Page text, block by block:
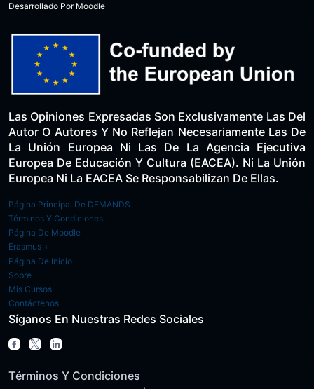
Desarrollado Por Moodle
Las Opiniones Expresadas Son Exclusivamente Las Del
Autor O Autores Y No Reflejan Necesariamente Las De
La Unión Europea Ni Las De La Agencia Ejecutiva
Europea De Educación Y Cultura (EACEA). Ni La Unión
Europea Ni La EACEA Se Responsabilizan De Ellas.
Página Principal De DEMANDS
Términos Y Condiciones
Página De Moodle
Erasmus +
Página De Inicio
Sobre
Mis Cursos
Contáctenos
Síganos En Nuestras Redes Sociales
Términos Y Condiciones